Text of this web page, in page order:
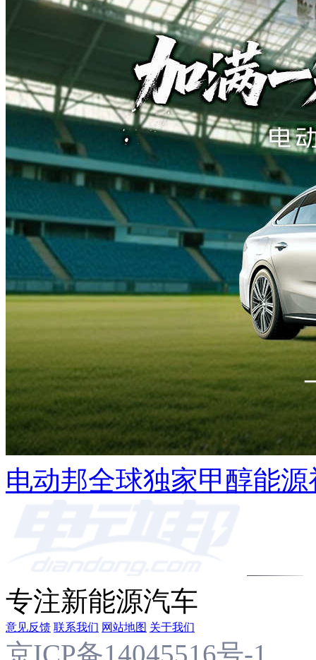
电动邦全球独家甲醇能
专注新能源汽车
意见反馈 联系我们 网站地图 关于我们